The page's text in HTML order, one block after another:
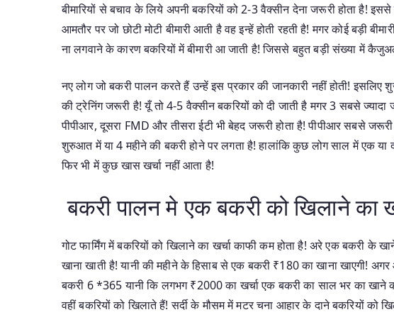
बीमारियों से बचाव के लिये अपनी बकरियों को 2-3 वैक्सीन देना जरूरी होता है!
आमतौर पर जो छोटी मोटी बीमारी आती है वह इन्हें होती रहती है! मगर कोई बड़ी
ना लगवाने के कारण बकरियों में बीमारी आ जाती है! जिससे बहुत बड़ी संख्या में
नए लोग जो बकरी पालन करते हैं उन्हें इस प्रकार की जानकारी नहीं होती!
की ट्रेनिंग जरूरी है! यूँ तो 4-5 वैक्सीन बकरियों को दी जाती है मगर 3 सबसे ज्यादा
पीपीआर, दूसरा FMD और तीसरा ईटी भी बेहद जरूरी होता है! पीपीआर सबसे
शुरुआत में या 4 महीने की बकरी होने पर लगता है! हालांकि कुछ लोग साल में एक या
फिर भी में कुछ खास खर्चा नहीं आता है!
बकरी पालन मे एक बकरी को खिलाने का
गोट फार्मिंग में बकरियों को खिलाने का खर्चा काफी कम होता है! अरे एक बकरी के
खाना खाती है! यानी की महीने के हिसाब से एक बकरी ₹180 का खाना खाएगी!
बकरी 6 *365 यानी कि लगभग ₹2000 का खर्चा एक बकरी का साल भर का खाने का
वहीं बकरियों को खिलाते हैं! सर्दी के मौसम में मटर चना आहार के दाने बकरियों को